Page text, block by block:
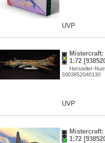
UVP
1:72
Hersteller-
5903852040130
UVP
1:72